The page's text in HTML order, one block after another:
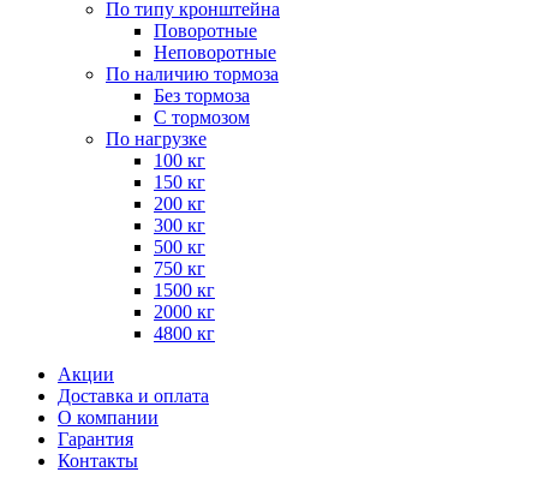
По типу кронштейна
Поворотные
Неповоротные
По наличию тормоза
Без тормоза
С тормозом
По нагрузке
100 кг
150 кг
200 кг
300 кг
500 кг
750 кг
1500 кг
2000 кг
4800 кг
Акции
Доставка и оплата
О компании
Гарантия
Контакты